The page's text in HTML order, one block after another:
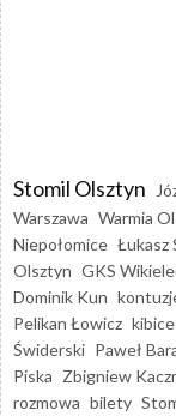
Stomil Olsztyn
Warszawa Warmia
Niepołomice Łukasz
Olsztyn GKS
Dominik Kun
Pelikan Łowicz kibice
Świderski Paweł
Piska Zbigniew
rozmowa bilety